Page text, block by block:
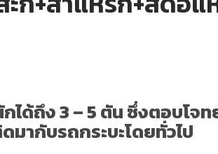
ได้ถึง 3 – 5 ตัน ซึ่งตอบโจ
ากับรถกระบะโดยทั่วไป